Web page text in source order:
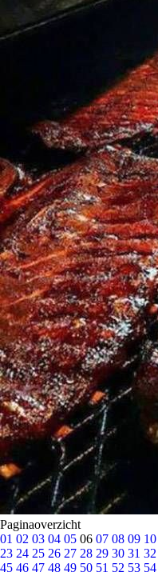
Paginaoverzicht
01 02 03 04 05 06 07 08 09 10
23 24 25 26 27 28 29 30 31 32
45 46 47 48 49 50 51 52 53 54